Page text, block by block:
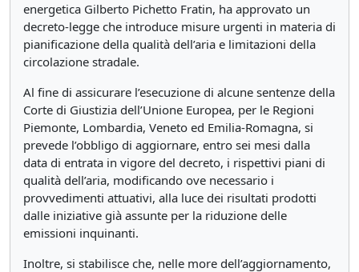
energetica Gilberto Pichetto Fratin, ha approvato un
decreto-legge che introduce misure urgenti in materia di
pianificazione della qualità dell’aria e limitazioni della
circolazione stradale.
Al fine di assicurare l’esecuzione di alcune sentenze della
Corte di Giustizia dell’Unione Europea, per le Regioni
Piemonte, Lombardia, Veneto ed Emilia-Romagna, si
prevede l’obbligo di aggiornare, entro sei mesi dalla
data di entrata in vigore del decreto, i rispettivi piani di
qualità dell’aria, modificando ove necessario i
provvedimenti attuativi, alla luce dei risultati prodotti
dalle iniziative già assunte per la riduzione delle
emissioni inquinanti.
Inoltre, si stabilisce che, nelle more dell’aggiornamento,